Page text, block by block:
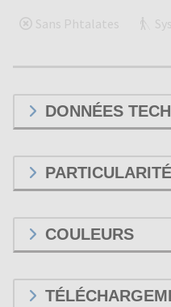
Sans Phtalates
DONNÉES
COULEURS